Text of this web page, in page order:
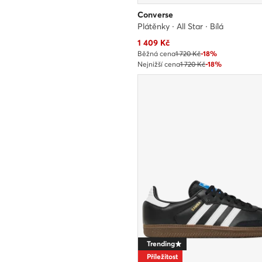
Converse
Plátěnky · All Star · Bílá
Aktuální cena
1 409Kč
Běžná cena1 720 Kč-18%
Nejnižší cena1 720 Kč-18%
Trending
Příležitost